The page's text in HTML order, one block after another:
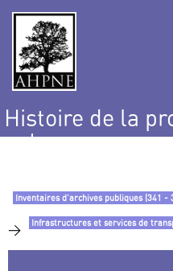
Histoire de la
nature
Inventaires d’archives publiques (341
> Infrastructures et services de